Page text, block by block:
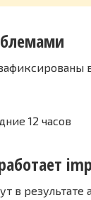
12 часов
в результате